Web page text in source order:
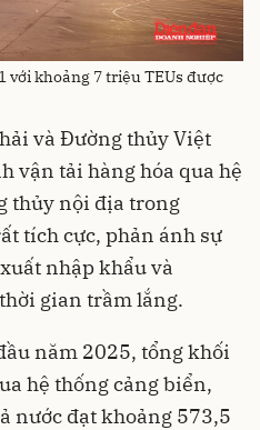
với khoảng 7 triệu TEUs được
và Đường thủy Việt
vận tải hàng hóa qua hệ
thủy nội địa trong
tích cực, phản ánh sự
nhập khẩu và
gian trầm lắng.
năm 2025, tổng khối
hệ thống cảng biển,
nước đạt khoảng 573,5